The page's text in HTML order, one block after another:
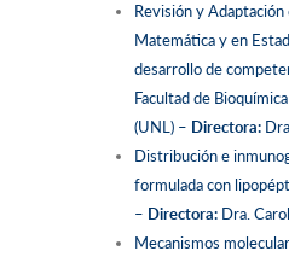
Revisión y
Matemática y en
desarrollo de
Facultad de
(UNL) – Directora:
Distribución e
formulada con
– Directora: Dra.
Mecanismos